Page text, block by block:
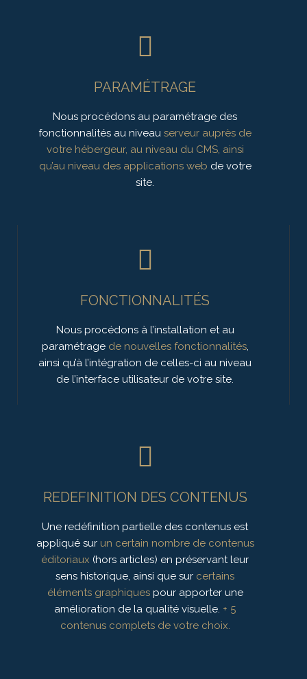
PARAMÉTRAGE
Nous procédons au paramétrage des
fonctionnalités au niveau serveur auprès de
votre hébergeur, au niveau du CMS, ainsi
qu’au niveau des applications web de votre
site.
FONCTIONNALITÉS
Nous procédons à l’installation et au
paramétrage de nouvelles fonctionnalités,
ainsi qu’à l’intégration de celles-ci au niveau
de l’interface utilisateur de votre site.
REDEFINITION DES CONTENUS
Une redéfinition partielle des contenus est
appliqué sur un certain nombre de contenus
éditoriaux (hors articles) en préservant leur
sens historique, ainsi que sur certains
éléments graphiquespour apporter une
amélioration de la qualité visuelle. + 5
contenus complets de votre choix.